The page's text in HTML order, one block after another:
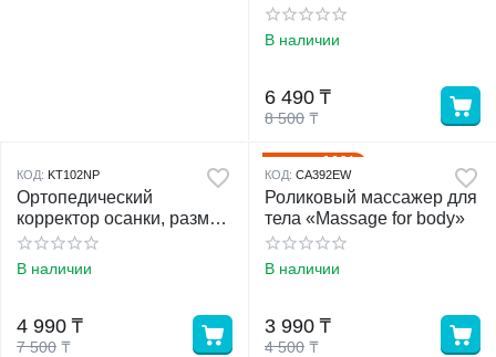
В наличии
8 500 ₸
6 490 ₸
КОД: KT102NP
Ортопедический
корректор осанки, размер
3XL
В наличии
7 500 ₸
4 990 ₸
11%
КОД: CA392EW
Роликовый массажер для
тела «Massage for body»
В наличии
4 500 ₸
3 990 ₸